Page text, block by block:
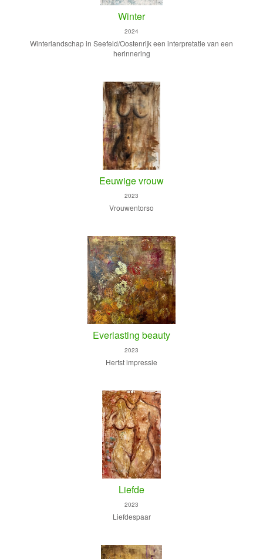
Winter
2024
Winterlandschap in Seefeld/Oostenrijk een interpretatie van een
herinnering
Eeuwige vrouw
2023
Vrouwentorso
Everlasting beauty
2023
Herfst impressie
Liefde
2023
Liefdespaar